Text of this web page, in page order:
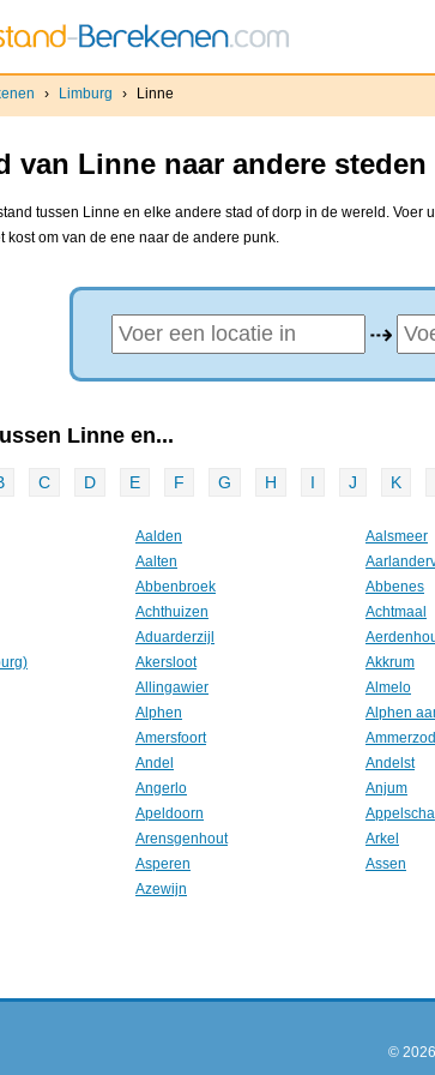
› Limburg › Linne
van Linne naar andere
tussen Linne en elke andere stad of dorp in de wereld.
kost om van de ene naar de andere punk.
⇢
Linne en...
C D E F G H I J K
Aalden Aalsmeer
Aalten
Abbenbroek Abbenes
Achthuizen Achtmaal
Aduarderzijl
Akersloot Akkrum
Allingawier Almelo
Alphen Alphen
Amersfoort
Andel Andelst
Angerlo Anjum
Apeldoorn Appelscha
Arensgenhout Arkel
Asperen Assen
Azewijn
© 2026